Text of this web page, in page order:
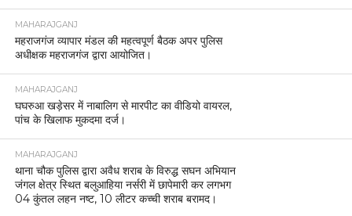
MAHARAJGANJ
महराजगंज व्यापार मंडल की महत्वपूर्ण बैठक अपर पुलिस
अधीक्षक महराजगंज द्वारा आयोजित।
MAHARAJGANJ
घघरुआ खड़ेसर में नाबालिग से मारपीट का वीडियो वायरल,
पांच के खिलाफ मुकदमा दर्ज।
MAHARAJGANJ
थाना चौक पुलिस द्वारा अवैध शराब के विरुद्ध सघन अभियान
जंगल क्षेत्र स्थित बलुआहिया नर्सरी में छापेमारी कर लगभग
04 कुंतल लहन नष्ट, 10 लीटर कच्ची शराब बरामद।